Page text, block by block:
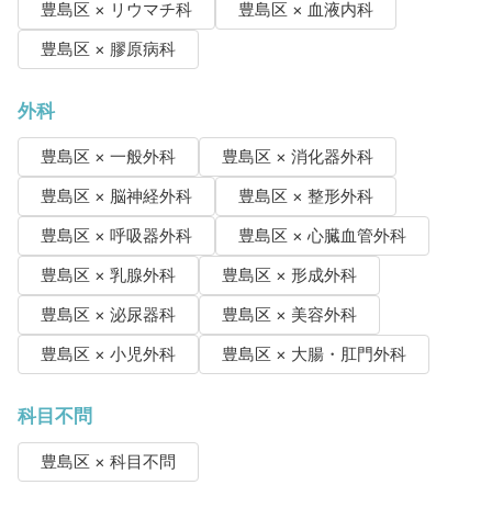
豊島区 × リウマチ科
豊島区 × 血液内科
豊島区 × 膠原病科
外科
豊島区 × 一般外科
豊島区 × 消化器外科
豊島区 × 脳神経外科
豊島区 × 整形外科
豊島区 × 呼吸器外科
豊島区 × 心臓血管外科
豊島区 × 乳腺外科
豊島区 × 形成外科
豊島区 × 泌尿器科
豊島区 × 美容外科
豊島区 × 小児外科
豊島区 × 大腸・肛門外科
科目不問
豊島区 × 科目不問